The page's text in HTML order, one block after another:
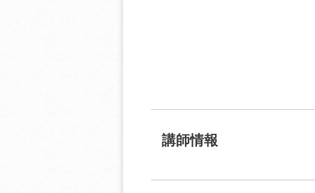
講師情報